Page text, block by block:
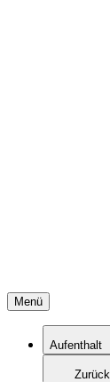
Menü
Aufenthalt
Zurück